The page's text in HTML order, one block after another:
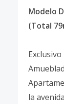
Modelo D
(Total
la